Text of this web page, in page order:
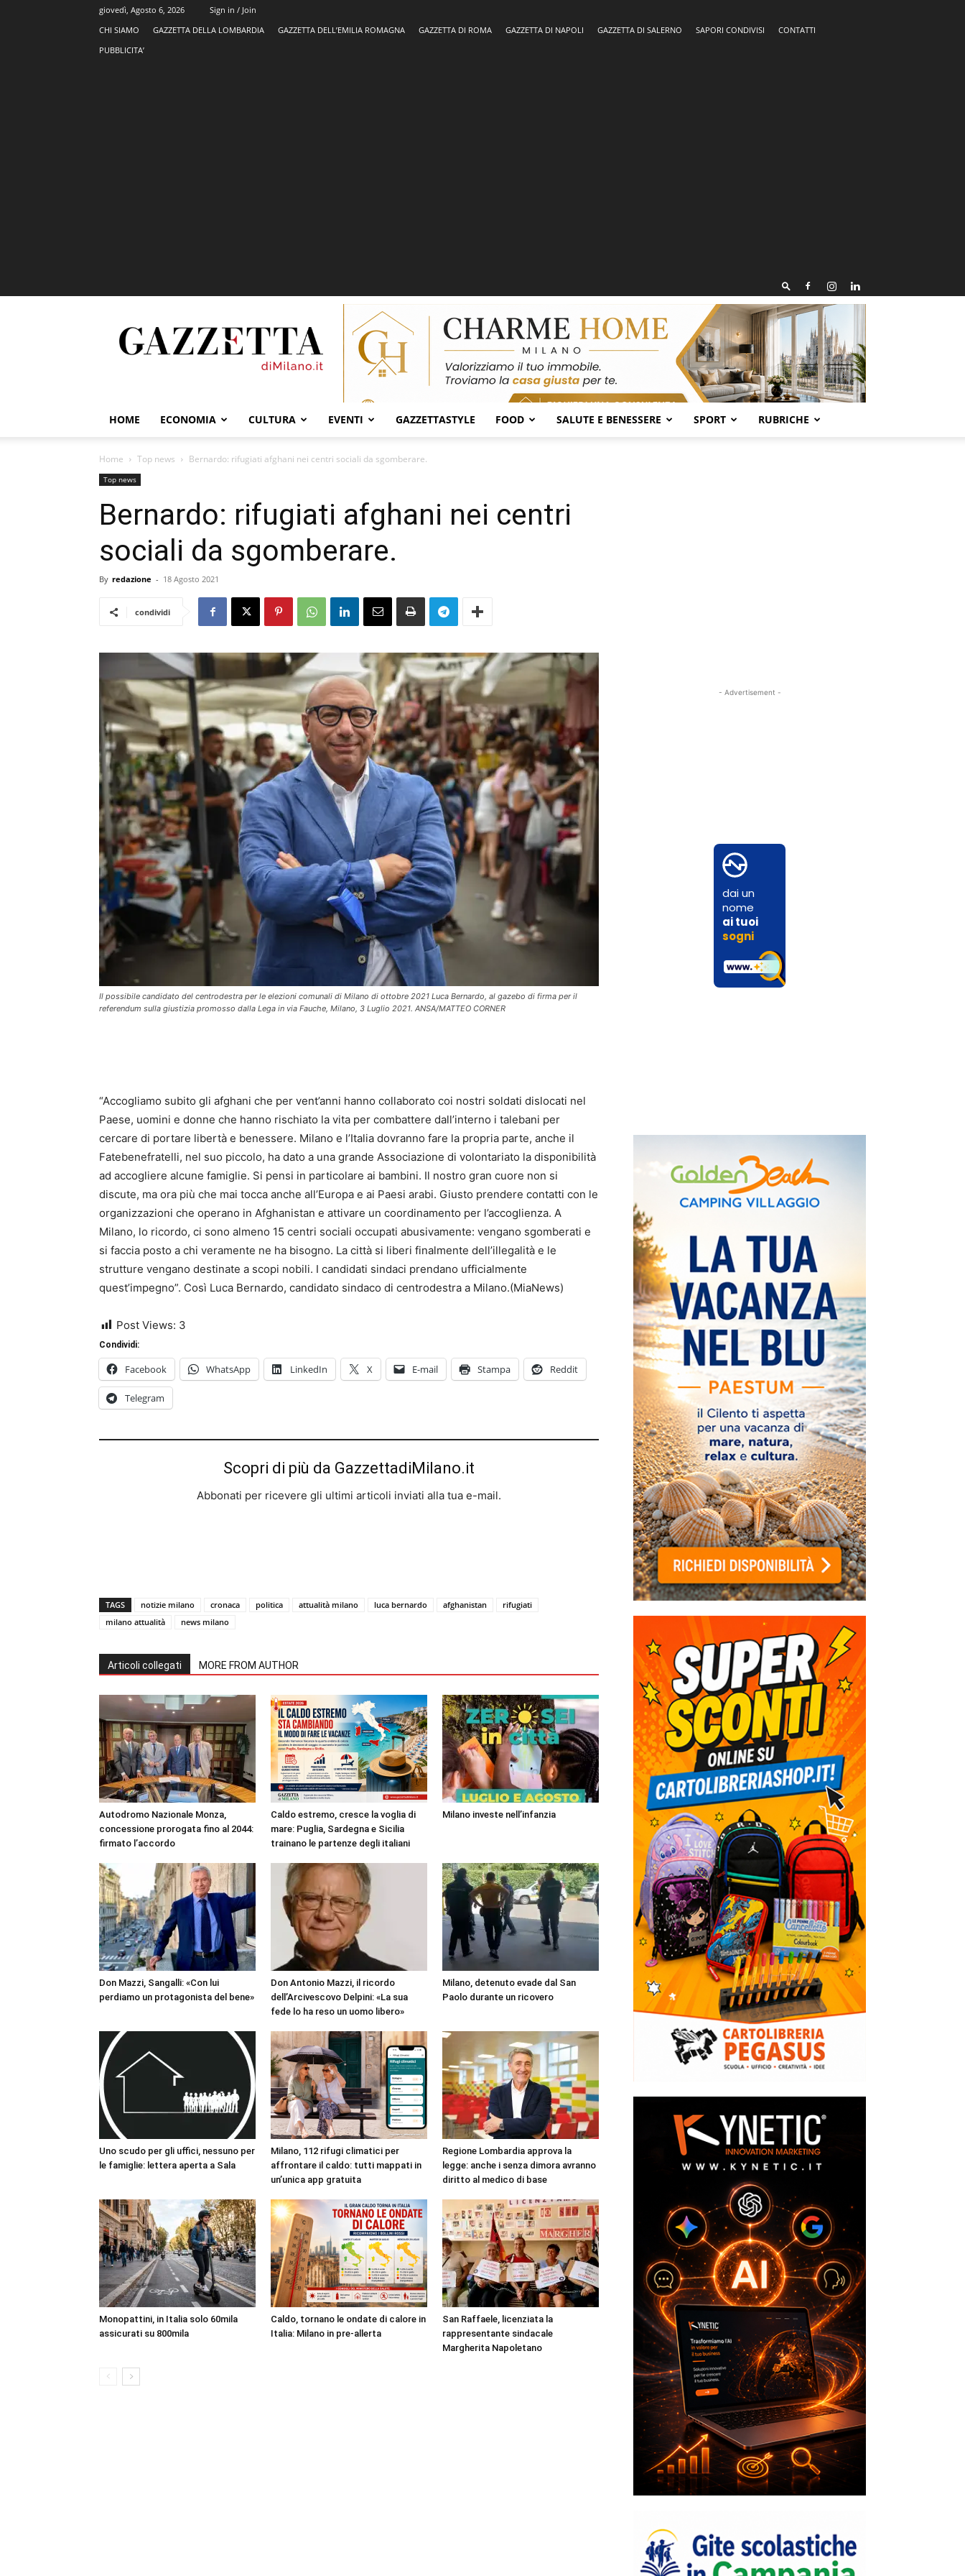
giovedì, Agosto 6, 2026
Sign in / Join
CHI SIAMO
GAZZETTA DELLA LOMBARDIA GAZZETTA DELL’EMILIA ROMAGNA GAZZETTA DI ROMA GAZZETTA DI NAPOLI GAZZETTA DI SALERNO SAPORI CONDIVISI
CONTATTI
PUBBLICITA’
HOME ECONOMIA CULTURA EVENTI GAZZETTASTYLE FOOD SALUTE E BENESSERE SPORT RUBRICHE
Home Top news Bernardo: rifugiati afghani nei centri sociali da sgomberare.
Top news
Bernardo: rifugiati afghani nei centri
sociali da sgomberare.
By redazione - 18 Agosto 2021
condividi
Il possibile candidato del centrodestra per le elezioni comunali di Milano di ottobre 2021 Luca Bernardo, al gazebo di firma per il
referendum sulla giustizia promosso dalla Lega in via Fauche, Milano, 3 Luglio 2021. ANSA/MATTEO CORNER
“Accogliamo subito gli afghani che per vent’anni hanno collaborato coi nostri soldati dislocati nel
Paese, uomini e donne che hanno rischiato la vita per combattere dall’interno i talebani per
cercare di portare libertà e benessere. Milano e l’Italia dovranno fare la propria parte, anche il
Fatebenefratelli, nel suo piccolo, ha dato a una grande Associazione di volontariato la disponibilità
ad accogliere alcune famiglie. Si pensi in particolare ai bambini. Il nostro gran cuore non si
discute, ma ora più che mai tocca anche all’Europa e ai Paesi arabi. Giusto prendere contatti con le
organizzazioni che operano in Afghanistan e attivare un coordinamento per l’accoglienza. A
Milano, lo ricordo, ci sono almeno 15 centri sociali occupati abusivamente: vengano sgomberati e
si faccia posto a chi veramente ne ha bisogno. La città si liberi finalmente dell’illegalità e le
strutture vengano destinate a scopi nobili. I candidati sindaci prendano ufficialmente
quest’impegno”. Così Luca Bernardo, candidato sindaco di centrodestra a Milano.(MiaNews)
Post Views: 3
Condividi:
Facebook WhatsApp LinkedIn X E-mail Stampa Reddit
Telegram
Scopri di più da GazzettadiMilano.it
Abbonati per ricevere gli ultimi articoli inviati alla tua e-mail.
TAGS notizie milano cronaca politica attualità milano luca bernardo afghanistan
rifugiati
milano attualità
news milano
Articoli collegati MORE FROM AUTHOR
Autodromo Nazionale Monza,
concessione prorogata fino al 2044:
firmato l’accordo
Caldo estremo, cresce la voglia di
mare: Puglia, Sardegna e Sicilia
trainano le partenze degli italiani
Milano investe nell’infanzia
Don Mazzi, Sangalli: «Con lui
perdiamo un protagonista del bene»
Don Antonio Mazzi, il ricordo
dell’Arcivescovo Delpini: «La sua
fede lo ha reso un uomo libero»
Milano, detenuto evade dal San
Paolo durante un ricovero
Uno scudo per gli uffici, nessuno per
le famiglie: lettera aperta a Sala
Milano, 112 rifugi climatici per
affrontare il caldo: tutti mappati in
un’unica app gratuita
Regione Lombardia approva la
legge: anche i senza dimora avranno
diritto al medico di base
Monopattini, in Italia solo 60mila
assicurati su 800mila
Caldo, tornano le ondate di calore in
Italia: Milano in pre-allerta
San Raffaele, licenziata la
rappresentante sindacale
Margherita Napoletano
- Advertisement -